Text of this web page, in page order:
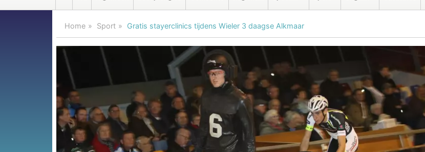
Home Sport Gratis stayerclinics tijdens Wieler 3 daagse Alkmaar